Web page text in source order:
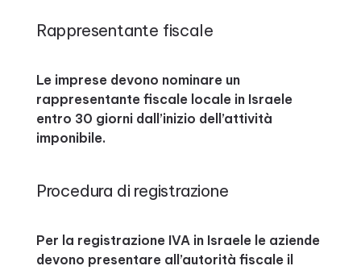
Rappresentante fiscale
Le imprese devono nominare un
rappresentante fiscale locale in Israele
entro 30 giorni dall’inizio dell’attività
imponibile.
Procedura di registrazione
Per la registrazione IVA in Israele le aziende
devono presentare all’autorità fiscale il